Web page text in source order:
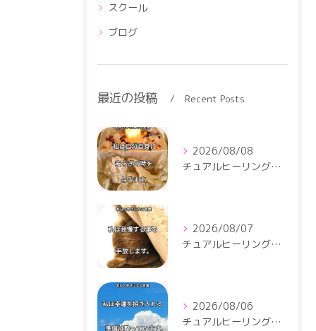
スクール
ブログ
最近の投稿 Recent Posts
2026/08/08
チュアルヒーリングセンター
2026/08/07
チュアルヒーリングセンター
2026/08/06
チュアルヒーリングセンター